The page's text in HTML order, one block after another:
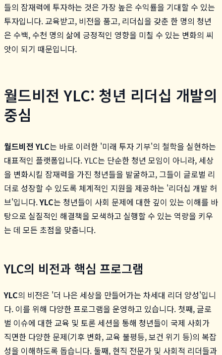
들의 잠재력에 투자하는 것은 가장 높은 수익률을 기대할 수 있는
투자입니다. 교육받고, 비전을 품고, 리더십을 갖춘 한 명의 청년
은 수백, 수천 명의 삶에 긍정적인 영향을 미칠 수 있는 변화의 씨
앗이 되기 때문입니다.
월드비전 YLC: 청년 리더십 개발의
중심
월드비전 YLC는 바로 이러한 '미래 투자 기부'의 철학을 실현하는
대표적인 플랫폼입니다. YLC는 단순한 청년 모임이 아니라, 세상
을 변화시킬 잠재력을 가진 청년들을 발굴하고, 그들이 글로벌 리
더로 성장할 수 있도록 체계적인 지원을 제공하는 '리더십 개발 허
브'입니다.YLC는 청년들이 사회 문제에 대한 깊이 있는 이해를 바
탕으로 실질적인 해결책을 모색하고 실행할 수 있는 역량을 키우
는 데 모든 초점을 맞춥니다.
YLC의 비전과 핵심 프로그램
YLC의 비전은 '더 나은 세상을 만들어가는 차세대 리더 양성'입니
다. 이를 위해 다양한 프로그램을 운영하고 있습니다. 첫째, 글로
벌 이슈에 대한 교육 및 토론 세션을 통해 청년들이 국제 사회가
직면한 다양한 문제(기후 변화, 교육 불평등, 보건 위기 등)의 복잡
성을 이해하도록 돕습니다. 둘째, 현직 전문가 및 사회적 리더들과